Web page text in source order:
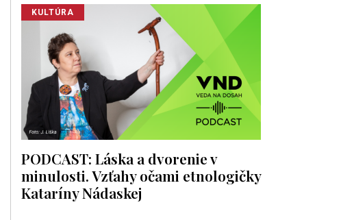
KULTÚRA
PODCAST: Láska a dvorenie v
minulosti. Vzťahy očami etnologičky
Kataríny Nádaskej